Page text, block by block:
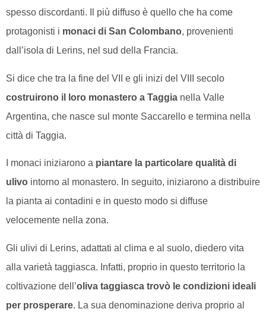
spesso discordanti. Il più diffuso è quello che ha come
protagonisti i monaci di San Colombano, provenienti
dall’isola di Lerins, nel sud della Francia.
Si dice che tra la fine del VII e gli inizi del VIII secolo
costruirono il loro monastero a Taggia nella Valle
Argentina, che nasce sul monte Saccarello e termina nella
città di Taggia.
I monaci iniziarono a piantare la particolare qualità di
ulivo intorno al monastero. In seguito, iniziarono a distribuire
la pianta ai contadini e in questo modo si diffuse
velocemente nella zona.
Gli ulivi di Lerins, adattati al clima e al suolo, diedero vita
alla varietà taggiasca. Infatti, proprio in questo territorio la
coltivazione dell’oliva taggiasca trovò le condizioni ideali
per prosperare. La sua denominazione deriva proprio al